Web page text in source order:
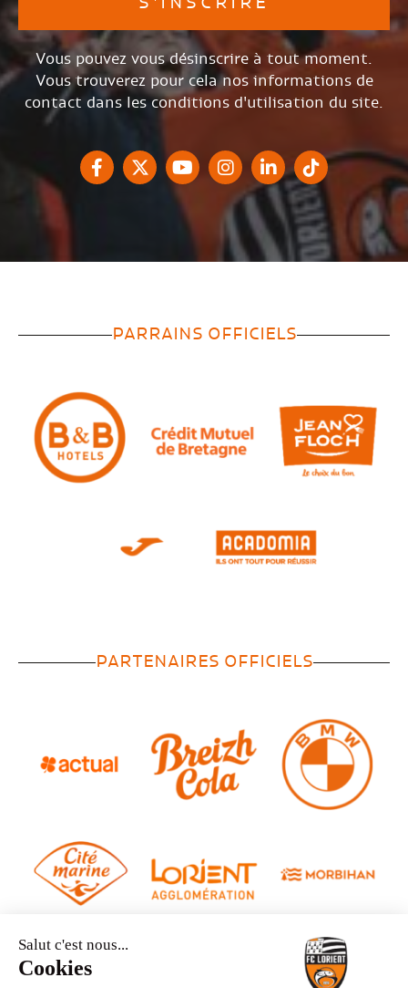
S'INSCRIRE
Vous pouvez vous désinscrire à tout moment.
Vous trouverez pour cela nos informations de
contact dans les conditions d'utilisation du site.
PARRAINS OFFICIELS
PARTENAIRES OFFICIELS